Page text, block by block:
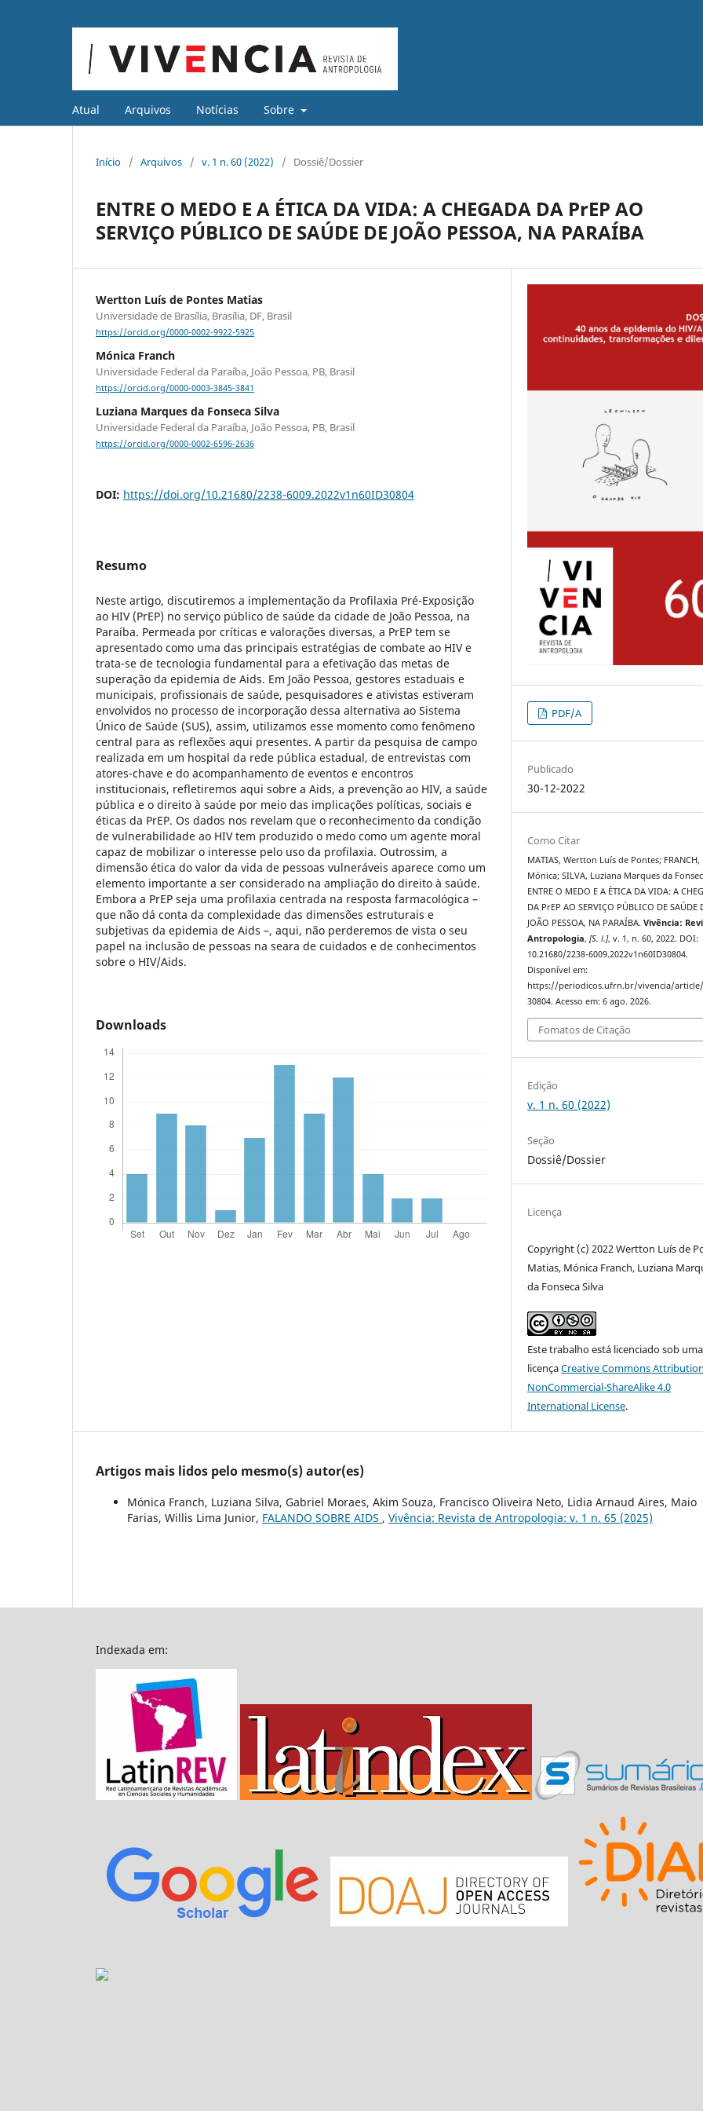
Atual Arquivos Notícias Sobre
Início / Arquivos / v. 1 n. 60 (2022) / Dossiê/Dossier
ENTRE O MEDO E A ÉTICA DA VIDA: A CHEGADA DA PrEP AO
SERVIÇO PÚBLICO DE SAÚDE DE JOÃO PESSOA, NA PARAÍBA
Wertton Luís de Pontes Matias
Universidade de Brasília, Brasília, DF, Brasil
https://orcid.org/0000-0002-9922-5925
Mónica Franch
Universidade Federal da Paraíba, João Pessoa, PB, Brasil
https://orcid.org/0000-0003-3845-3841
Luziana Marques da Fonseca Silva
Universidade Federal da Paraíba, João Pessoa, PB, Brasil
https://orcid.org/0000-0002-6596-2636
DOI: https://doi.org/10.21680/2238-6009.2022v1n60ID30804
Resumo
Neste artigo, discutiremos a implementação da Profilaxia Pré-Exposição
ao HIV (PrEP) no serviço público de saúde da cidade de João Pessoa, na
Paraíba. Permeada por críticas e valorações diversas, a PrEP tem se
apresentado como uma das principais estratégias de combate ao HIV e
trata-se de tecnologia fundamental para a efetivação das metas de
superação da epidemia de Aids. Em João Pessoa, gestores estaduais e
municipais, profissionais de saúde, pesquisadores e ativistas estiveram
envolvidos no processo de incorporação dessa alternativa ao Sistema
Único de Saúde (SUS), assim, utilizamos esse momento como fenômeno
central para as reflexões aqui presentes. A partir da pesquisa de campo
realizada em um hospital da rede pública estadual, de entrevistas com
atores-chave e do acompanhamento de eventos e encontros
institucionais, refletiremos aqui sobre a Aids, a prevenção ao HIV, a saúde
pública e o direito à saúde por meio das implicações políticas, sociais e
éticas da PrEP. Os dados nos revelam que o reconhecimento da condição
de vulnerabilidade ao HIV tem produzido o medo como um agente moral
capaz de mobilizar o interesse pelo uso da profilaxia. Outrossim, a
dimensão ética do valor da vida de pessoas vulneráveis aparece como um
elemento importante a ser considerado na ampliação do direito à saúde.
Embora a PrEP seja uma profilaxia centrada na resposta farmacológica –
que não dá conta da complexidade das dimensões estruturais e
subjetivas da epidemia de Aids –, aqui, não perderemos de vista o seu
papel na inclusão de pessoas na seara de cuidados e de conhecimentos
sobre o HIV/Aids.
Downloads
PDF/A
Publicado
30-12-2022
Como Citar
MATIAS, Wertton Luís de Pontes; FRANCH,
Mónica; SILVA, Luziana Marques da
ENTRE O MEDO E A ÉTICA DA VIDA: A
DA PrEP AO SERVIÇO PÚBLICO DE SAÚDE
JOÃO PESSOA, NA PARAÍBA.Vivência:
Antropologia,[S. l.], v. 1, n. 60, 2022. DOI:
10.21680/2238-6009.2022v1n60ID30804.
Disponível em:
https://periodicos.ufrn.br/vivencia/
30804. Acesso em: 6 ago. 2026.
Fomatos de Citação
Edição
v. 1 n. 60 (2022)
Seção
Dossiê/Dossier
Licença
Copyright (c) 2022 Wertton Luís de
Matias, Mónica Franch, Luziana
da Fonseca Silva
Este trabalho está licenciado sob uma
licençaCreative Commons
NonCommercial-ShareAlike 4.0
International License.
Artigos mais lidos pelo mesmo(s) autor(es)
Mónica Franch, Luziana Silva, Gabriel Moraes, Akim Souza, Francisco Oliveira Neto, Lidia Arnaud Aires, Maio
Farias, Willis Lima Junior, FALANDO SOBRE AIDS , Vivência: Revista de Antropologia: v. 1 n. 65 (2025)
Indexada em: